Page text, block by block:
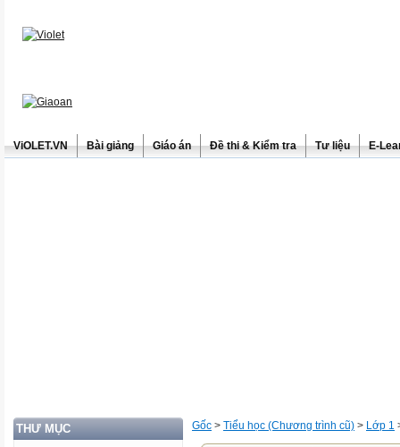
ViOLET.VN Bài giảng Giáo án Đề thi & Kiểm tra Tư liệu E-
THƯ MỤC Gốc > Tiểu học (Chương trình cũ) > Lớp 1